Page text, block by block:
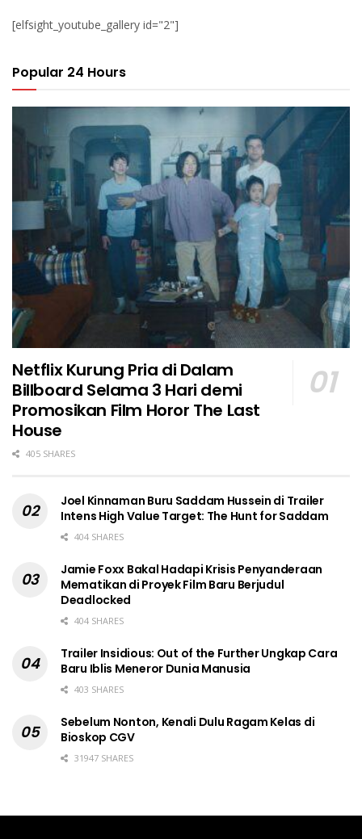
[elfsight_youtube_gallery id="2"]
Popular 24 Hours
Netflix Kurung Pria di Dalam
Billboard Selama 3 Hari demi
Promosikan Film Horor The Last
House
405 SHARES
Joel Kinnaman Buru Saddam Hussein di Trailer
Intens High Value Target: The Hunt for Saddam
404 SHARES
Jamie Foxx Bakal Hadapi Krisis Penyanderaan
Mematikan di Proyek Film Baru Berjudul
Deadlocked
404 SHARES
Trailer Insidious: Out of the Further Ungkap Cara
Baru Iblis Meneror Dunia Manusia
403 SHARES
Sebelum Nonton, Kenali Dulu Ragam Kelas di
Bioskop CGV
31947 SHARES